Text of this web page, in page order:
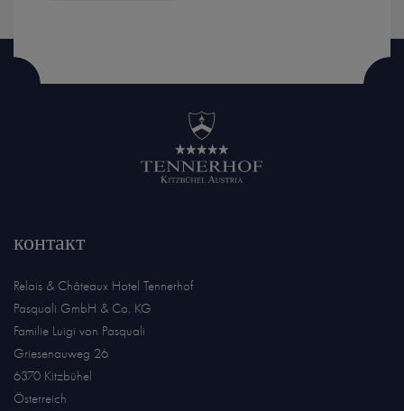
контакт
Relais & Châteaux Hotel Tennerhof
Pasquali GmbH & Co. KG
Familie Luigi von Pasquali
Griesenauweg 26
6370 Kitzbühel
Österreich